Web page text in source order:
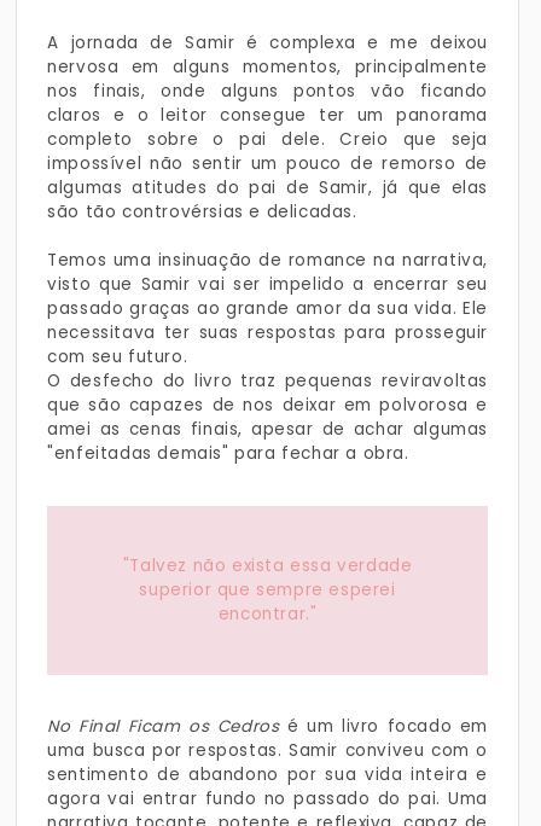
A jornada de Samir é complexa e me deixou
nervosa em alguns momentos, principalmente
nos finais, onde alguns pontos vão ficando
claros e o leitor consegue ter um panorama
completo sobre o pai dele. Creio que seja
impossível não sentir um pouco de remorso de
algumas atitudes do pai de Samir, já que elas
são tão controvérsias e delicadas.
Temos uma insinuação de romance na narrativa,
visto que Samir vai ser impelido a encerrar seu
passado graças ao grande amor da sua vida. Ele
necessitava ter suas respostas para prosseguir
com seu futuro.
O desfecho do livro traz pequenas reviravoltas
que são capazes de nos deixar em polvorosa e
amei as cenas finais, apesar de achar algumas
"enfeitadas demais" para fechar a obra.
"Talvez não exista essa verdade
superior que sempre esperei
encontrar."
No Final Ficam os Cedrosé um livro focado em
uma busca por respostas. Samir conviveu com o
sentimento de abandono por sua vida inteira e
agora vai entrar fundo no passado do pai. Uma